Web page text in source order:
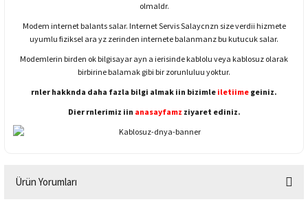
olmaldr.
Modem internet balants salar. Internet Servis Salaycnzn size verdii hizmete
uyumlu fiziksel ara yz zerinden internete balanmanz bu kutucuk salar.
Modemlerin birden ok bilgisayar ayn a ierisinde kablolu veya kablosuz olarak
birbirine balamak gibi bir zorunluluu yoktur.
rnler hakknda daha fazla bilgi almak iin bizimle iletiime geiniz.
Dier rnlerimiz iin anasayfamz ziyaret ediniz.
Ürün Yorumları